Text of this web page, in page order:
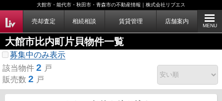
大館市・能代市・秋田市・青森市の不動産情報｜株式会社リブエス
売却査定 相続相談 賃貸管理 店舗案内
MENU
大館市比内町片貝物件一覧
募集中のみ表示
該当物件 2 戸
販売数 2 戸